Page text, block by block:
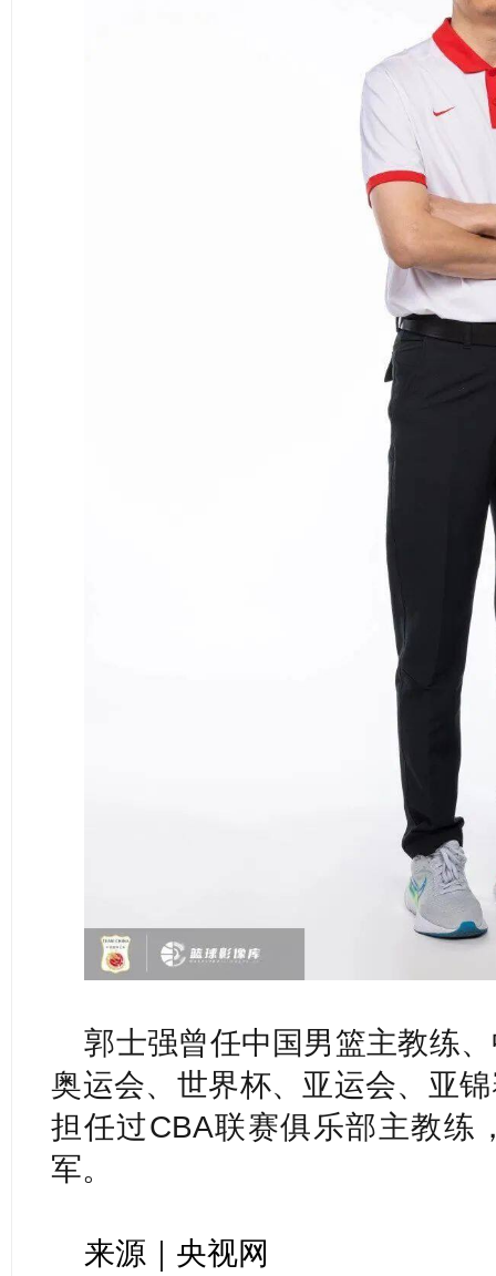
郭士强曾任中国男篮主教练
奥运会、世界杯、亚运会、亚
担任过CBA联赛俱乐部主教练
军。
来源｜央视网